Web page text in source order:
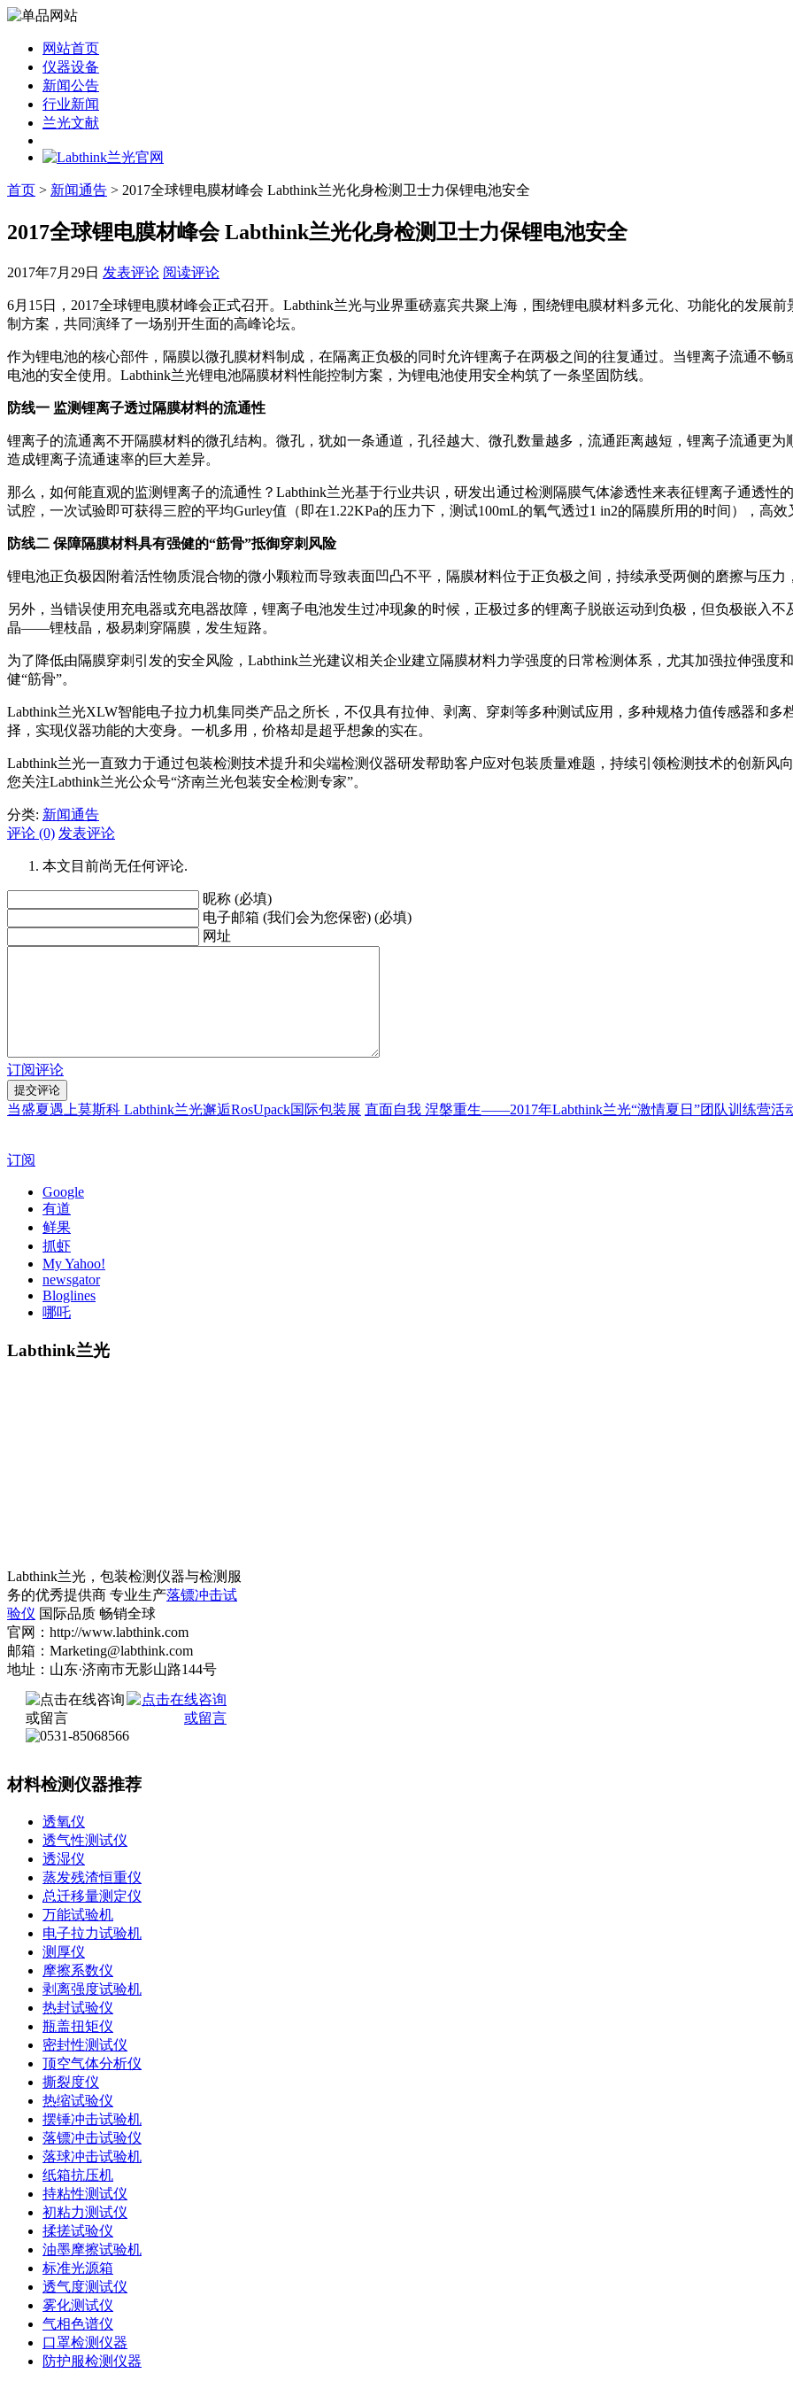
网站首页
仪器设备
新闻公告
行业新闻
兰光文献
首页 > 新闻通告 > 2017全球锂电膜材峰会 Labthink兰光化身检测卫士力保锂电池安全
2017全球锂电膜材峰会 Labthink兰光化身检测卫士力保锂电池安全
2017年7月29日 发表评论 阅读评论
6月15日，2017全球锂电膜材峰会正式召开。Labthink兰光与业界重磅嘉宾共聚上海，围绕锂电膜材料多元化、功能化的发展
制方案，共同演绎了一场别开生面的高峰论坛。
作为锂电池的核心部件，隔膜以微孔膜材料制成，在隔离正负极的同时允许锂离子在两极之间的往复通过。当锂离子流通不
电池的安全使用。Labthink兰光锂电池隔膜材料性能控制方案，为锂电池使用安全构筑了一条坚固防线。
防线一 监测锂离子透过隔膜材料的流通性
锂离子的流通离不开隔膜材料的微孔结构。微孔，犹如一条通道，孔径越大、微孔数量越多，流通距离越短，锂离子流通更
造成锂离子流通速率的巨大差异。
那么，如何能直观的监测锂离子的流通性？Labthink兰光基于行业共识，研发出通过检测隔膜气体渗透性来表征锂离子通透性
试腔，一次试验即可获得三腔的平均Gurley值（即在1.22KPa的压力下，测试100mL的氧气透过1 in2的隔膜所用的时间），高效
防线二 保障隔膜材料具有强健的“筋骨”抵御穿刺风险
锂电池正负极因附着活性物质混合物的微小颗粒而导致表面凹凸不平，隔膜材料位于正负极之间，持续承受两侧的磨擦与压力
另外，当错误使用充电器或充电器故障，锂离子电池发生过冲现象的时候，正极过多的锂离子脱嵌运动到负极，但负极嵌入
晶——锂枝晶，极易刺穿隔膜，发生短路。
为了降低由隔膜穿刺引发的安全风险，Labthink兰光建议相关企业建立隔膜材料力学强度的日常检测体系，尤其加强拉伸强度
健“筋骨”。
Labthink兰光XLW智能电子拉力机集同类产品之所长，不仅具有拉伸、剥离、穿刺等多种测试应用，多种规格力值传感器和
择，实现仪器功能的大变身。一机多用，价格却是超乎想象的实在。
Labthink兰光一直致力于通过包装检测技术提升和尖端检测仪器研发帮助客户应对包装质量难题，持续引领检测技术的创新风
您关注Labthink兰光公众号“济南兰光包装安全检测专家”。
分类: 新闻通告
评论 (0) 发表评论
本文目前尚无任何评论.
昵称 (必填)
电子邮箱 (我们会为您保密) (必填)
网址
订阅评论
当盛夏遇上莫斯科 Labthink兰光邂逅RosUpack国际包装展 直面自我 涅槃重生——2017年Labthink兰光“激情夏日”团队训练营活
订阅
Google
有道
鲜果
抓虾
My Yahoo!
newsgator
Bloglines
哪吒
Labthink兰光
Labthink兰光，包装检测仪器与检测服
务的优秀提供商 专业生产落镖冲击试
验仪 国际品质 畅销全球
官网：http://www.labthink.com
邮箱：Marketing@labthink.com
地址：山东·济南市无影山路144号
材料检测仪器推荐
透氧仪
透气性测试仪
透湿仪
蒸发残渣恒重仪
总迁移量测定仪
万能试验机
电子拉力试验机
测厚仪
摩擦系数仪
剥离强度试验机
热封试验仪
瓶盖扭矩仪
密封性测试仪
顶空气体分析仪
撕裂度仪
热缩试验仪
摆锤冲击试验机
落镖冲击试验仪
落球冲击试验机
纸箱抗压机
持粘性测试仪
初粘力测试仪
揉搓试验仪
油墨摩擦试验机
标准光源箱
透气度测试仪
雾化测试仪
气相色谱仪
口罩检测仪器
防护服检测仪器